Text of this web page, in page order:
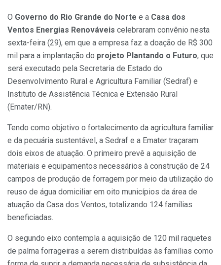
O Governo do Rio Grande do Norte e a Casa dos
Ventos Energias Renováveis celebraram convênio nesta
sexta-feira (29), em que a empresa faz a doação de R$ 300
mil para a implantação do projeto Plantando o Futuro, que
será executado pela Secretaria de Estado do
Desenvolvimento Rural e Agricultura Familiar (Sedraf) e
Instituto de Assistência Técnica e Extensão Rural
(Emater/RN).
Tendo como objetivo o fortalecimento da agricultura familiar
e da pecuária sustentável, a Sedraf e a Emater traçaram
dois eixos de atuação. O primeiro prevê a aquisição de
materiais e equipamentos necessários à construção de 24
campos de produção de forragem por meio da utilização do
reuso de água domiciliar em oito municípios da área de
atuação da Casa dos Ventos, totalizando 124 famílias
beneficiadas.
O segundo eixo contempla a aquisição de 120 mil raquetes
de palma forrageiras a serem distribuídas às famílias como